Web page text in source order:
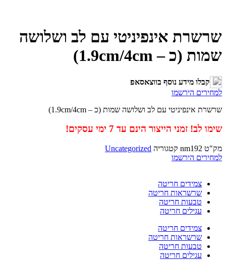
שרשרת אינפיניטי עם לב ושלושה
שמות (כ – 1.9cm/4cm)
קבלו מידע נוסף בווצאסאפ
למחירים הירשמו
שרשרת אינפיניטי עם לב ושלושה שמות (כ – 1.9cm/4cm)
שימו לב! זמני הייצור הינם עד 7 ימי עסקים!
מק"ט nm192 קטגוריה Uncategorized
למחירים הירשמו
צמידים חריטה
שרשראות חריטה
טבעות חריטה
עגילים חריטה
צמידים חריטה
שרשראות חריטה
טבעות חריטה
עגילים חריטה